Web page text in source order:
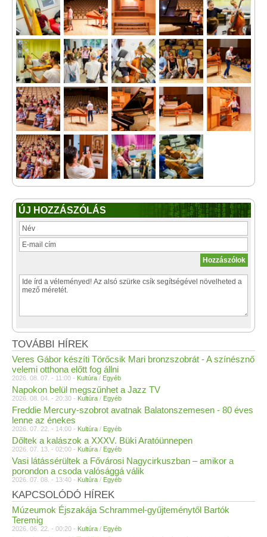
ÚJ HOZZÁSZÓLÁS
TOVÁBBI HÍREK
Veres Gábor készíti Törőcsik Mari bronzszobrát - A színésznő
velemi otthona előtt fog állni
2026. 08. 07. - 11:00 - Kultúra / Egyéb
Napokon belül megszűnhet a Jazz TV
2026. 08. 04. - 20:30 - Kultúra / Egyéb
Freddie Mercury-szobrot avatnak Balatonszemesen - 80 éves
lenne az énekes
2026. 07. 22. - 14:00 - Kultúra / Egyéb
Dőltek a kalászok a XXXV. Büki Aratóünnepen
2026. 07. 13. - 02:00 - Kultúra / Egyéb
Vasi látássérültek a Fővárosi Nagycirkuszban – amikor a
porondon a csoda valósággá válik
2026. 07. 08. - 13:40 - Kultúra / Egyéb
KAPCSOLÓDÓ HÍREK
Múzeumok Éjszakája Schrammel-gyűjteménytől Bartók
Teremig
2026. 06. 22. - 00:20 - Kultúra / Egyéb